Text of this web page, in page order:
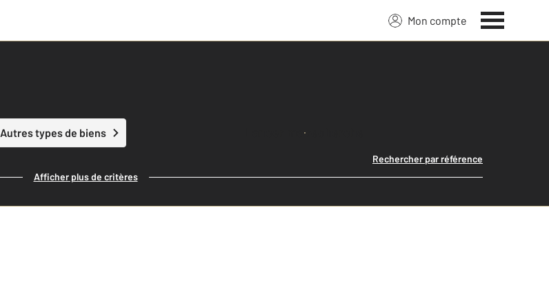
Mon compte
Autres types de biens Lancer ma recherche
Rechercher par référence
Afficher plus de critères